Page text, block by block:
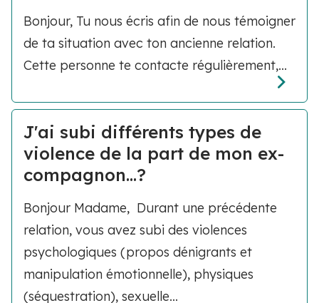
Bonjour, Tu nous écris afin de nous témoigner
de ta situation avec ton ancienne relation.
Cette personne te contacte régulièrement,...
J'ai subi différents types de
violence de la part de mon ex-
compagnon...?
Bonjour Madame, Durant une précédente
relation, vous avez subi des violences
psychologiques (propos dénigrants et
manipulation émotionnelle), physiques
(séquestration), sexuelle...